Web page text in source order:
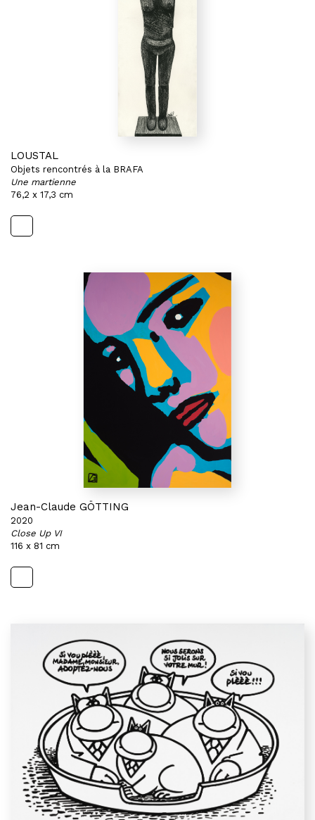
LOUSTAL
Objets rencontrés à la BRAFA
Une martienne
76,2 x 17,3 cm
Jean-Claude GÖTTING
2020
Close Up VI
116 x 81 cm